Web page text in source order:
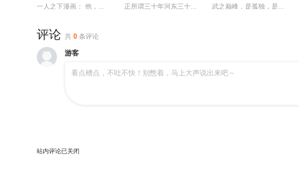
一人之下漫画： 他，... 正所谓三十年河东三十... 武之巅峰，是孤独，是...
评论 共 0 条评论
游客
看点槽点，不吐不快！别憋着，马上大声说出来吧～
站内评论已关闭